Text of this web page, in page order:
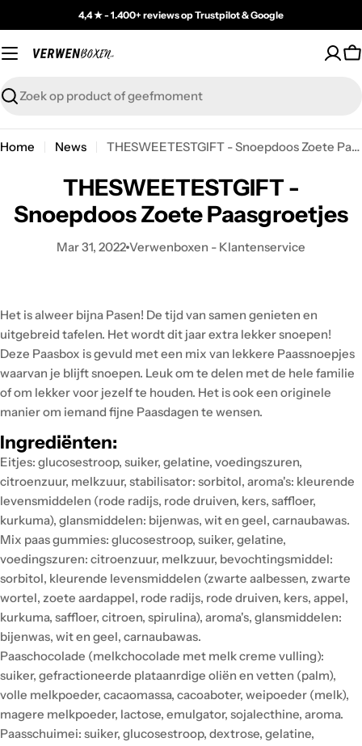
to
content
4,4 ★ - 1.400+ reviews op Trustpilot & Google
Zoeken
Home News THESWEETESTGIFT - Snoepdoos Zoete Paasgroetjes
THESWEETESTGIFT -
Snoepdoos Zoete Paasgroetjes
Mar 31, 2022 Verwenboxen - Klantenservice
Het is alweer bijna Pasen! De tijd van samen genieten en
uitgebreid tafelen. Het wordt dit jaar extra lekker snoepen!
Deze Paasbox is gevuld met een mix van lekkere Paassnoepjes
waarvan je blijft snoepen. Leuk om te delen met de hele familie
of om lekker voor jezelf te houden. Het is ook een originele
manier om iemand fijne Paasdagen te wensen.
Ingrediënten:
Eitjes: glucosestroop, suiker, gelatine, voedingszuren,
citroenzuur, melkzuur, stabilisator: sorbitol, aroma's: kleurende
levensmiddelen (rode radijs, rode druiven, kers, saffloer,
kurkuma), glansmiddelen: bijenwas, wit en geel, carnaubawas.
Mix paas gummies: glucosestroop, suiker, gelatine,
voedingszuren: citroenzuur, melkzuur, bevochtingsmiddel:
sorbitol, kleurende levensmiddelen (zwarte aalbessen, zwarte
wortel, zoete aardappel, rode radijs, rode druiven, kers, appel,
kurkuma, saffloer, citroen, spirulina), aroma's, glansmiddelen:
bijenwas, wit en geel, carnaubawas.
Paaschocolade (melkchocolade met melk creme vulling):
suiker, gefractioneerde plataanrdige oliën en vetten (palm),
volle melkpoeder, cacaomassa, cacoaboter, weipoeder (melk),
magere melkpoeder, lactose, emulgator, sojalecthine, aroma.
Paasschuimei: suiker, glucosestroop, dextrose, gelatine,